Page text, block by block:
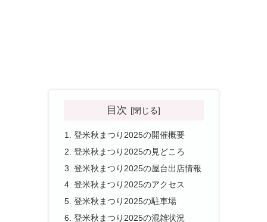
目次
登米秋まつり2025の開催概要
登米秋まつり2025の見どころ
登米秋まつり2025の屋台出店情報
登米秋まつり2025のアクセス
登米秋まつり2025の駐車場
登米秋まつり2025の混雑状況